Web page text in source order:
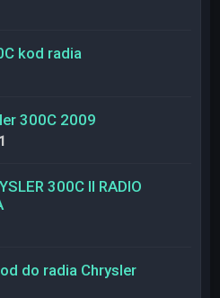
kod radia
300C 2009
300C II RADIO
do radia Chrysler